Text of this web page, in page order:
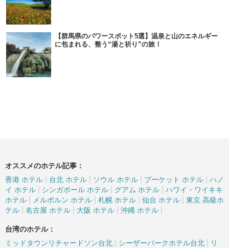
【群馬県のパワースポット5選】温泉と山のエネルギー
に包まれる、整う“湯と祈り”の旅！
オススメのホテル記事：
香港 ホテル
台北 ホテル ソウル ホテル プーケット ホテル
ハノ
イ ホテル
シンガポール ホテル グアム ホテル
ハワイ・ワイキキ
ホテル
メルボルン ホテル 札幌 ホテル 仙台 ホテル
東京 高級ホ
テル
名古屋 ホテル 大阪 ホテル 沖縄 ホテル
台湾のホテル：
ミッドタウンリチャードソン台北
シーザーパークホテル台北
リ